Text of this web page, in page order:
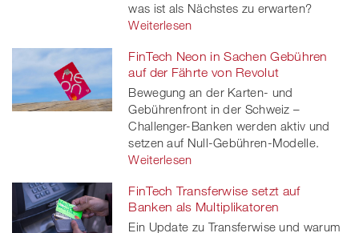
was ist als Nächstes zu erwarten?
Weiterlesen
FinTech Neon in Sachen Gebühren
auf der Fährte von Revolut
Bewegung an der Karten- und
Gebührenfront in der Schweiz –
Challenger-Banken werden aktiv und
setzen auf Null-Gebühren-Modelle.
Weiterlesen
FinTech Transferwise setzt auf
Banken als Multiplikatoren
Ein Update zu Transferwise und warum